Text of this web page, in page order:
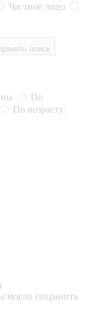
Частное лицо
поиск
По
По возрасту:
могли сохранить